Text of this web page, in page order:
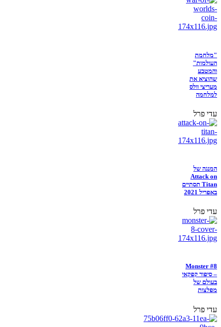
"מלחמת
העולמות"
והמטבע
שהוציא את
מעריצי וולס
למלחמה
עדי פרל
המנגה של
Attack on
Titan תסתיים
באפריל 2021
עדי פרל
Monster #8
– סיפור קפקאי
בעולם של
מפלצות
עדי פרל